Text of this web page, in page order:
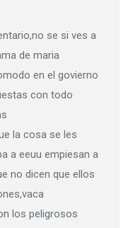
se si ves a
de maria
en el govierno
con todo
la cosa se les
a eeuu empiesan a
no dicen que ellos
los peligrosos